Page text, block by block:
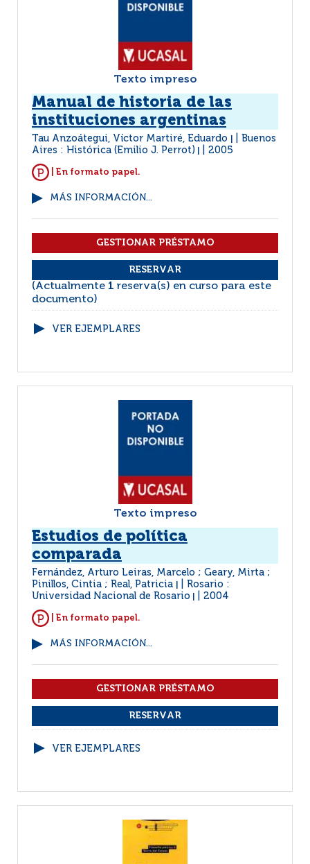
Texto impreso
Manual de historia de las
instituciones argentinas
Tau Anzoátegui, Víctor Martiré, Eduardo
Buenos
Aires : Histórica (Emilio J. Perrot)
2005
| En formato papel.
MÁS INFORMACIÓN...
(Actualmente 1 reserva(s) en curso para este
documento)
VER EJEMPLARES
Texto impreso
Estudios de política
comparada
Fernández, Arturo Leiras, Marcelo ; Geary, Mirta ;
Pinillos, Cintia ; Real, Patricia
Rosario :
Universidad Nacional de Rosario
2004
| En formato papel.
MÁS INFORMACIÓN...
VER EJEMPLARES